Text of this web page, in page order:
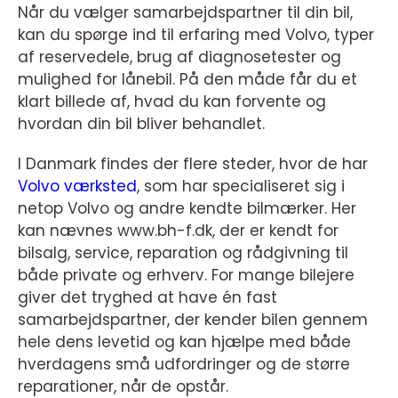
Når du vælger samarbejdspartner til din bil,
kan du spørge ind til erfaring med Volvo, typer
af reservedele, brug af diagnosetester og
mulighed for lånebil. På den måde får du et
klart billede af, hvad du kan forvente og
hvordan din bil bliver behandlet.
I Danmark findes der flere steder, hvor de har
Volvo værksted, som har specialiseret sig i
netop Volvo og andre kendte bilmærker. Her
kan nævnes www.bh-f.dk, der er kendt for
bilsalg, service, reparation og rådgivning til
både private og erhverv. For mange bilejere
giver det tryghed at have én fast
samarbejdspartner, der kender bilen gennem
hele dens levetid og kan hjælpe med både
hverdagens små udfordringer og de større
reparationer, når de opstår.